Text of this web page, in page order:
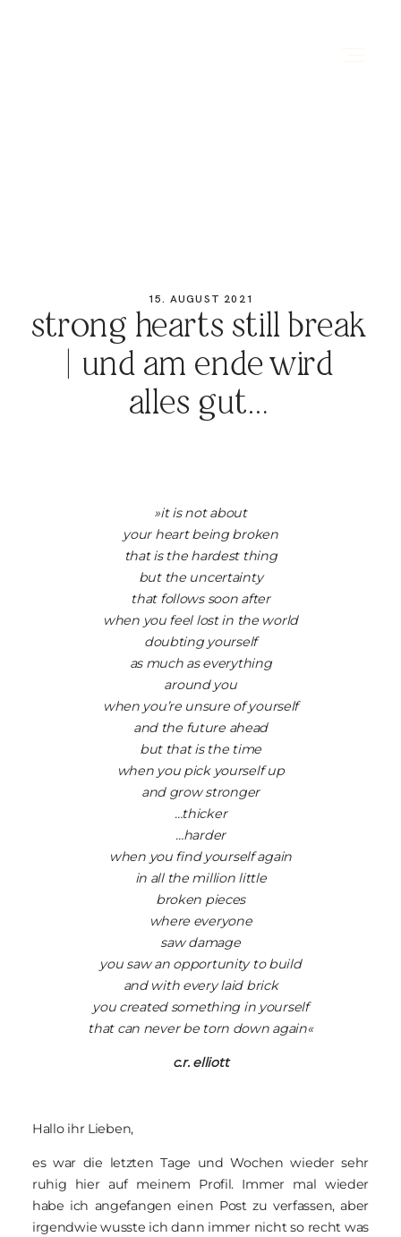
15. AUGUST 2021
strong hearts still break
| und am ende wird
alles gut…
»it is not about
your heart being broken
that is the hardest thing
but the uncertainty
that follows soon after
when you feel lost in the world
doubting yourself
as much as everything
around you
when you’re unsure of yourself
and the future ahead
but that is the time
when you pick yourself up
and grow stronger
…thicker
…harder
when you find yourself again
in all the million little
broken pieces
where everyone
saw damage
you saw an opportunity to build
and with every laid brick
you created something in yourself
that can never be torn down again«
c.r. elliott
Hallo ihr Lieben,
es war die letzten Tage und Wochen wieder sehr
ruhig hier auf meinem Profil. Immer mal wieder
habe ich angefangen einen Post zu verfassen, aber
irgendwie wusste ich dann immer nicht so recht was
PREISE
BLOG